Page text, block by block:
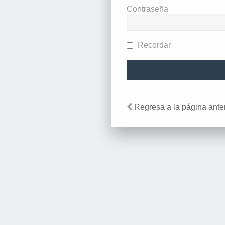
Contraseña
Recordar
Regresa a la página